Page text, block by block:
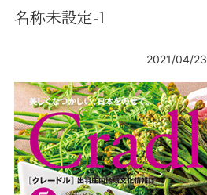
名称未設定-1
2021/04/23